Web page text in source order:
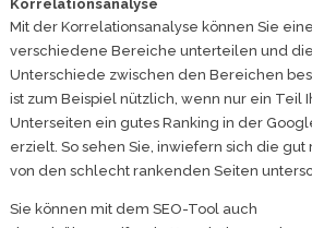
Korrelationsanalyse
Mit der Korrelationsanalyse können Sie
verschiedene Bereiche unterteilen und
Unterschiede zwischen den Bereichen
ist zum Beispiel nützlich, wenn nur ein Teil
Unterseiten ein gutes Ranking in der
erzielt. So sehen Sie, inwiefern sich die gut
von den schlecht rankenden Seiten
Sie können mit dem SEO-Tool auch